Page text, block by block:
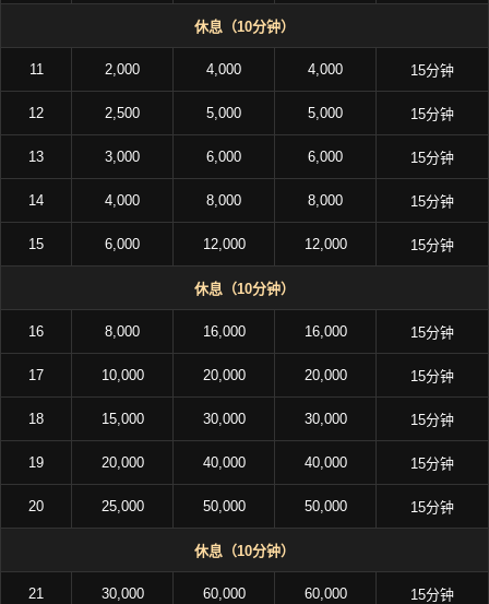
休息（10分钟）
11 2,000 4,000 4,000 15分钟
12 2,500 5,000 5,000 15分钟
13 3,000 6,000 6,000 15分钟
14 4,000 8,000 8,000 15分钟
15 6,000 12,000 12,000 15分钟
休息（10分钟）
16 8,000 16,000 16,000 15分钟
17 10,000 20,000 20,000 15分钟
18 15,000 30,000 30,000 15分钟
19 20,000 40,000 40,000 15分钟
20 25,000 50,000 50,000 15分钟
休息（10分钟）
21 30,000 60,000 60,000 15分钟